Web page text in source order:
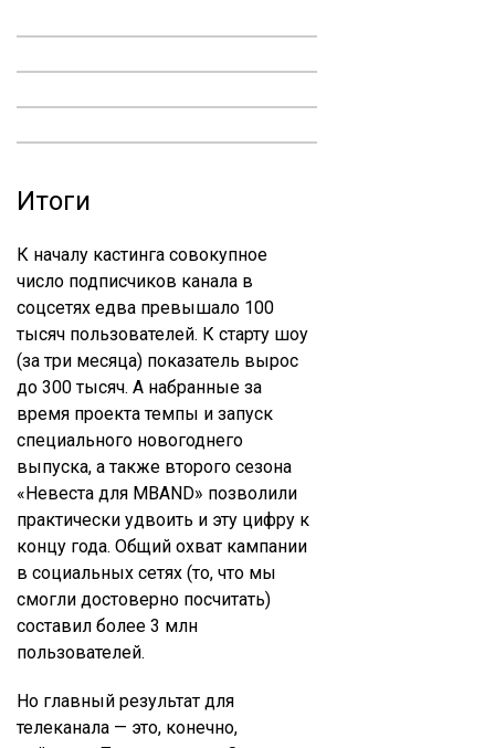
Итоги
К началу кастинга совокупное
число подписчиков канала в
соцсетях едва превышало 100
тысяч пользователей. К старту шоу
(за три месяца) показатель вырос
до 300 тысяч. А набранные за
время проекта темпы и запуск
специального новогоднего
выпуска, а также второго сезона
«Невеста для MBAND» позволили
практически удвоить и эту цифру к
концу года. Общий охват кампании
в социальных сетях (то, что мы
смогли достоверно посчитать)
составил более 3 млн
пользователей.
Но главный результат для
телеканала — это, конечно,